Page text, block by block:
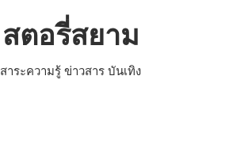
สตอรี่สยาม
สาระความรู้ ข่าวสาร บันเทิง